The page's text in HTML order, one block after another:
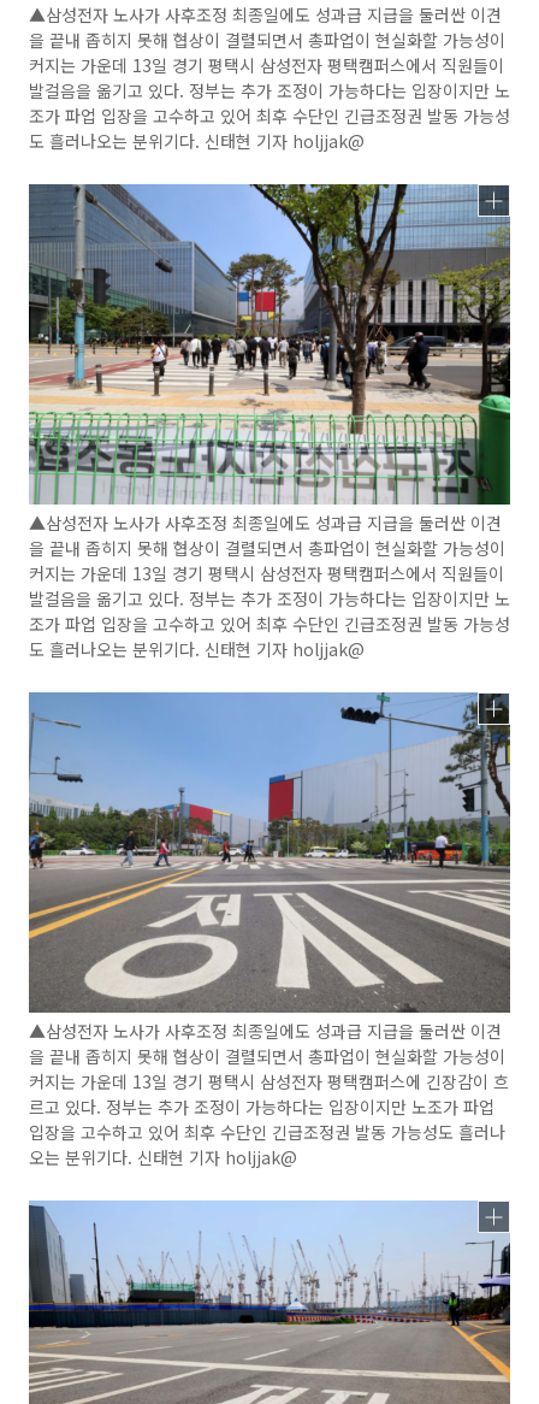
▲삼성전자 노사가 사후조정 최종일에도 성과급 지급을 둘러싼 이견
을 끝내 좁히지 못해 협상이 결렬되면서 총파업이 현실화할 가능성이
커지는 가운데 13일 경기 평택시 삼성전자 평택캠퍼스에서 직원들이
발걸음을 옮기고 있다. 정부는 추가 조정이 가능하다는 입장이지만 노
조가 파업 입장을 고수하고 있어 최후 수단인 긴급조정권 발동 가능성
도 흘러나오는 분위기다. 신태현 기자 holjjak@
▲삼성전자 노사가 사후조정 최종일에도 성과급 지급을 둘러싼 이견
을 끝내 좁히지 못해 협상이 결렬되면서 총파업이 현실화할 가능성이
커지는 가운데 13일 경기 평택시 삼성전자 평택캠퍼스에서 직원들이
발걸음을 옮기고 있다. 정부는 추가 조정이 가능하다는 입장이지만 노
조가 파업 입장을 고수하고 있어 최후 수단인 긴급조정권 발동 가능성
도 흘러나오는 분위기다. 신태현 기자 holjjak@
▲삼성전자 노사가 사후조정 최종일에도 성과급 지급을 둘러싼 이견
을 끝내 좁히지 못해 협상이 결렬되면서 총파업이 현실화할 가능성이
커지는 가운데 13일 경기 평택시 삼성전자 평택캠퍼스에 긴장감이 흐
르고 있다. 정부는 추가 조정이 가능하다는 입장이지만 노조가 파업
입장을 고수하고 있어 최후 수단인 긴급조정권 발동 가능성도 흘러나
오는 분위기다. 신태현 기자 holjjak@